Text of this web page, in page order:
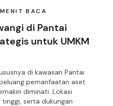
BACA
di Pantai
untuk UMKM
di kawasan Pantai
pemanfaatan aset
diminati. Lokasi
serta dukungan